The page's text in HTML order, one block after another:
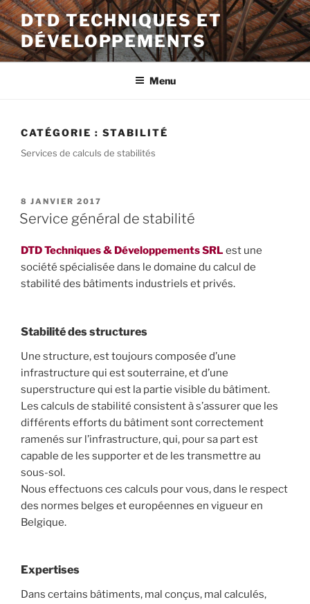
Aller
au
contenu
principal
DTD TECHNIQUES ET
DÉVELOPPEMENTS
Menu
CATÉGORIE : STABILITÉ
Services de calculs de stabilités
PUBLIÉ
LE
8 JANVIER 2017
Service général de stabilité
DTD Techniques & Développements SRL est une
société spécialisée dans le domaine du calcul de
stabilité des bâtiments industriels et privés.
Stabilité des structures
Une structure, est toujours composée d’une
infrastructure qui est souterraine, et d’une
superstructure qui est la partie visible du bâtiment.
Les calculs de stabilité consistent à s’assurer que les
différents efforts du bâtiment sont correctement
ramenés sur l’infrastructure, qui, pour sa part est
capable de les supporter et de les transmettre au
sous-sol.
Nous effectuons ces calculs pour vous, dans le respect
des normes belges et européennes en vigueur en
Belgique.
Expertises
Dans certains bâtiments, mal conçus, mal calculés,